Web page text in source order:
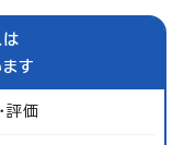
は
す
評価